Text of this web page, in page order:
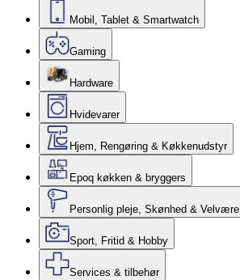
Mobil, Tablet & Smartwatch
Gaming
Hardware
Hvidevarer
Hjem, Rengøring & Køkkenudstyr
Epoq køkken & bryggers
Personlig pleje, Skønhed & Velvære
Sport, Fritid & Hobby
Services & tilbehør